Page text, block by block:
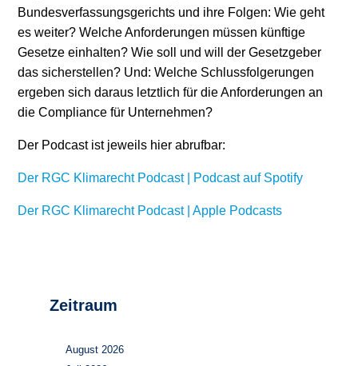
Stromerzeugung
Wärme
Wasserstoff
Bibliothek
Newsletter
Infomaterial
Umweltenergierecht
Bundesverfassungsgerichts und ihre Folgen: Wie geht
es weiter? Welche Anforderungen müssen künftige
Gesetze einhalten? Wie soll und will der Gesetzgeber
das sicherstellen? Und: Welche Schlussfolgerungen
ergeben sich daraus letztlich für die Anforderungen an
die Compliance für Unternehmen?
Der Podcast ist jeweils hier abrufbar:
Der RGC Klimarecht Podcast | Podcast auf Spotify
‎Der RGC Klimarecht Podcast | Apple Podcasts
Zeitraum
August 2026